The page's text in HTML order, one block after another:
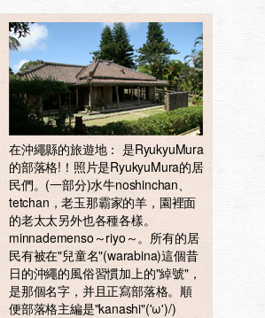
在沖繩縣的旅遊地： 是RyukyuMura
的部落格!！照片是RyukyuMura的居
民們。(一部分)水牛noshinchan、
tetchan，老玉那霸家的羊，園裡面
的老太太另外也各種各樣。
minnademenso～riyo～。所有的居
民有被在"兒童名"(warabina)這個昔
日的沖繩的風俗習慣加上的"綽號"，
是那個名字，并且正寫部落格。順
便部落格主編是"kanashi"('ω')/)